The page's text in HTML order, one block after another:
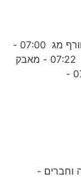
06:37 - החווה המדהימה של ד''ר פול - 12. החורף מג 07:00 -
החווה המדהימה של ד''ר פול - 5. העדר החדש 07:22 - מאבק